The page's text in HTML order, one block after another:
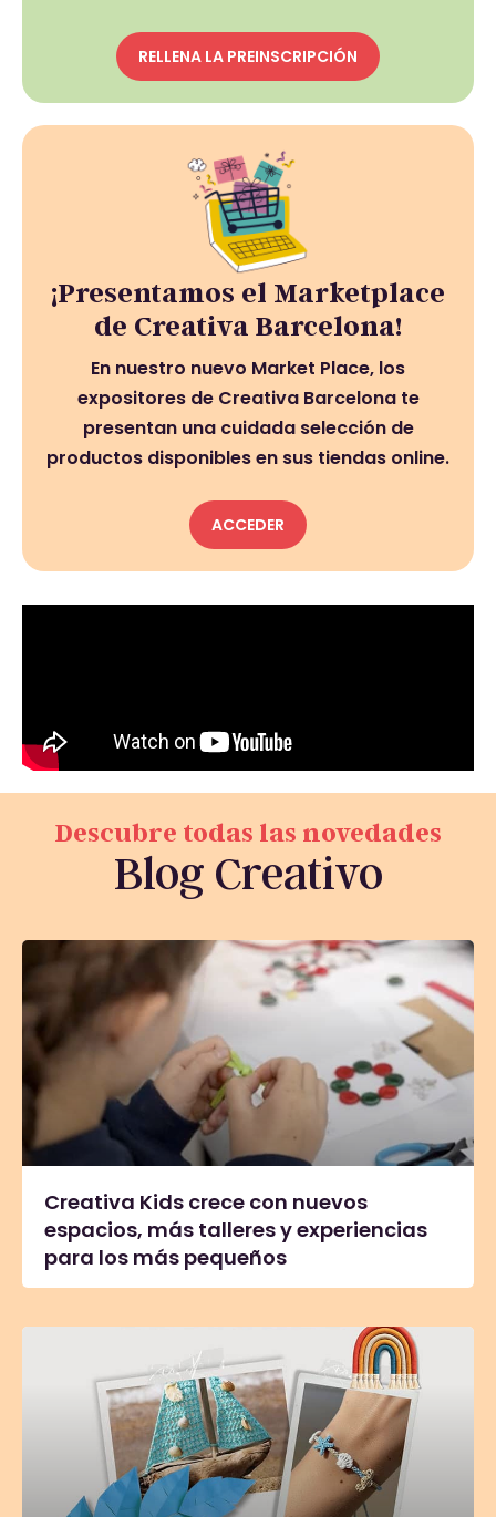
RELLENA LA PREINSCRIPCIÓN
¡Presentamos el Marketplace
de Creativa Barcelona!
En nuestro nuevo Market Place, los
expositores de Creativa Barcelona te
presentan una cuidada selección de
productos disponibles en sus tiendas online.
ACCEDER
Descubre todas las novedades
Blog Creativo
Creativa Kids crece con nuevos
espacios, más talleres y experiencias
para los más pequeños